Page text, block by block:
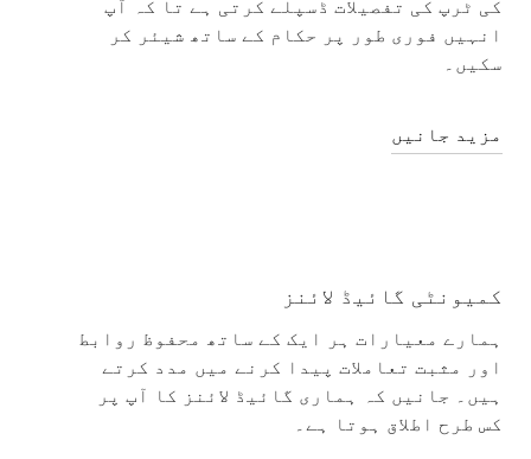
کی ٹرپ کی تفصیلات ڈسپلے کرتی ہے تا کہ آپ
انہیں فوری طور پر حکام کے ساتھ شیئر کر
سکیں۔
مزید جانیں
کمیونٹی گائیڈ لائنز
ہمارے معیارات ہر ایک کے ساتھ محفوظ روابط
اور مثبت تعاملات پیدا کرنے میں مدد کرتے
ہیں۔ جانیں کہ ہماری گائیڈ لائنز کا آپ پر
کس طرح اطلاق ہوتا ہے۔